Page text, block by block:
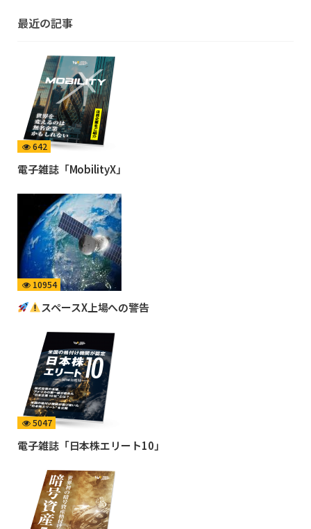
最近の記事
642
電子雑誌「MobilityX」
10954
スペースX上場への警告
5047
電子雑誌「日本株エリート10」